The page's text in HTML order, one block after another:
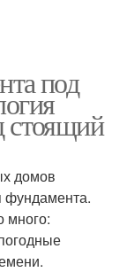
под
стоящий
домов
фундамента.
много: